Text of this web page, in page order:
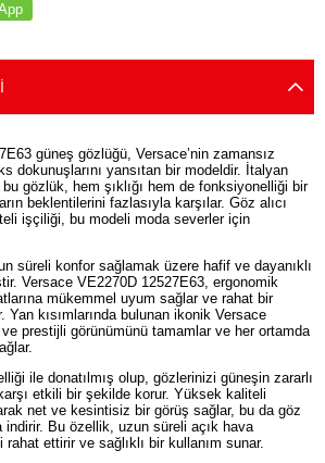
güneş gözlüğü, Versace’nin zamansız
dokunuşlarını yansıtan bir modeldir. İtalyan
gözlük, hem şıklığı hem de fonksiyonelliği bir
beklentilerini fazlasıyla karşılar. Göz alıcı
işçiliği, bu modeli moda severler için
süreli konfor sağlamak üzere hafif ve dayanıklı
Versace VE2270D 12527E63, ergonomik
mükemmel uyum sağlar ve rahat bir
Yan kısımlarında bulunan ikonik Versace
prestijli görünümünü tamamlar ve her ortamda
ile donatılmış olup, gözlerinizi güneşin zararlı
etkili bir şekilde korur. Yüksek kaliteli
net ve kesintisiz bir görüş sağlar, bu da göz
indirir. Bu özellik, uzun süreli açık hava
ettirir ve sağlıklı bir kullanım sunar.